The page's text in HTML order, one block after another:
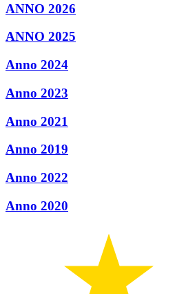
ANNO 2026
ANNO 2025
Anno 2024
Anno 2023
Anno 2021
Anno 2019
Anno 2022
Anno 2020